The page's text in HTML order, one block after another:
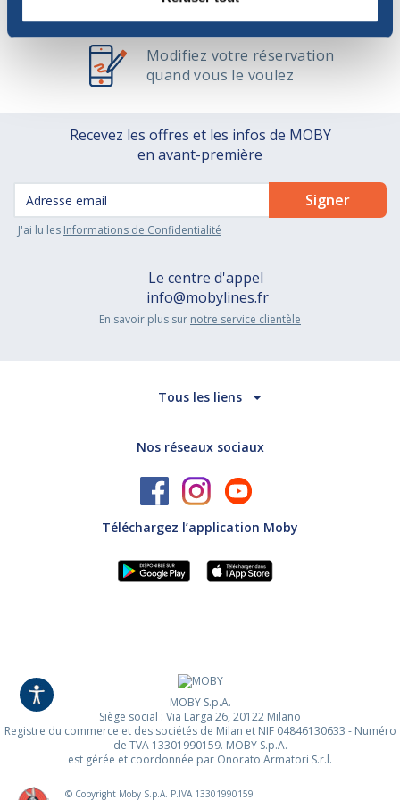
et protégé
Modifiez votre réservation
quand vous le voulez
Recevez les offres et les infos de MOBY
en avant-première
J'ai lu les Informations de Confidentialité
Le centre d'appel
info@mobylines.fr
En savoir plus sur notre service clientèle
Tous les liens
Nos réseaux sociaux
Téléchargez l’application Moby
MOBY S.p.A.
Siège social : Via Larga 26, 20122 Milano
Registre du commerce et des sociétés de Milan et NIF 04846130633 - Numéro
de TVA 13301990159. MOBY S.p.A.
est gérée et coordonnée par Onorato Armatori S.r.l.
© Copyright Moby S.p.A. P.IVA 13301990159